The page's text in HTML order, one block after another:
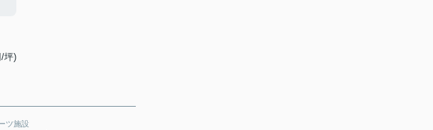
坪)
ツ施設